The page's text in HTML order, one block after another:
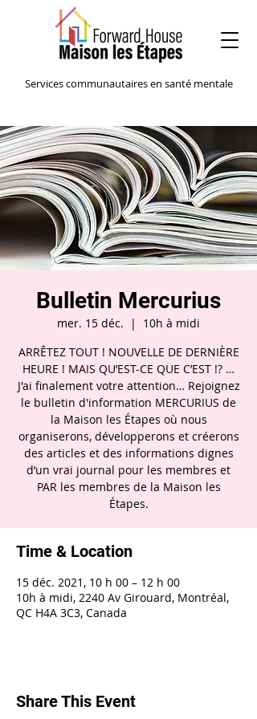
Services communautaires en santé mentale
Bulletin Mercurius
mer. 15 déc.
  |
10h à midi
ARRÊTEZ TOUT ! NOUVELLE DE DERNIÈRE
HEURE ! MAIS QU’EST-CE QUE C’EST !? …
J'ai finalement votre attention… Rejoignez
le bulletin d'information MERCURIUS de
la Maison les Étapes où nous
organiserons, développerons et créerons
des articles et des informations dignes
d’un vrai journal pour les membres et
PAR les membres de la Maison les
Étapes.
Time & Location
15 déc. 2021, 10 h 00 – 12 h 00
10h à midi, 2240 Av Girouard, Montréal,
QC H4A 3C3, Canada
Share This Event